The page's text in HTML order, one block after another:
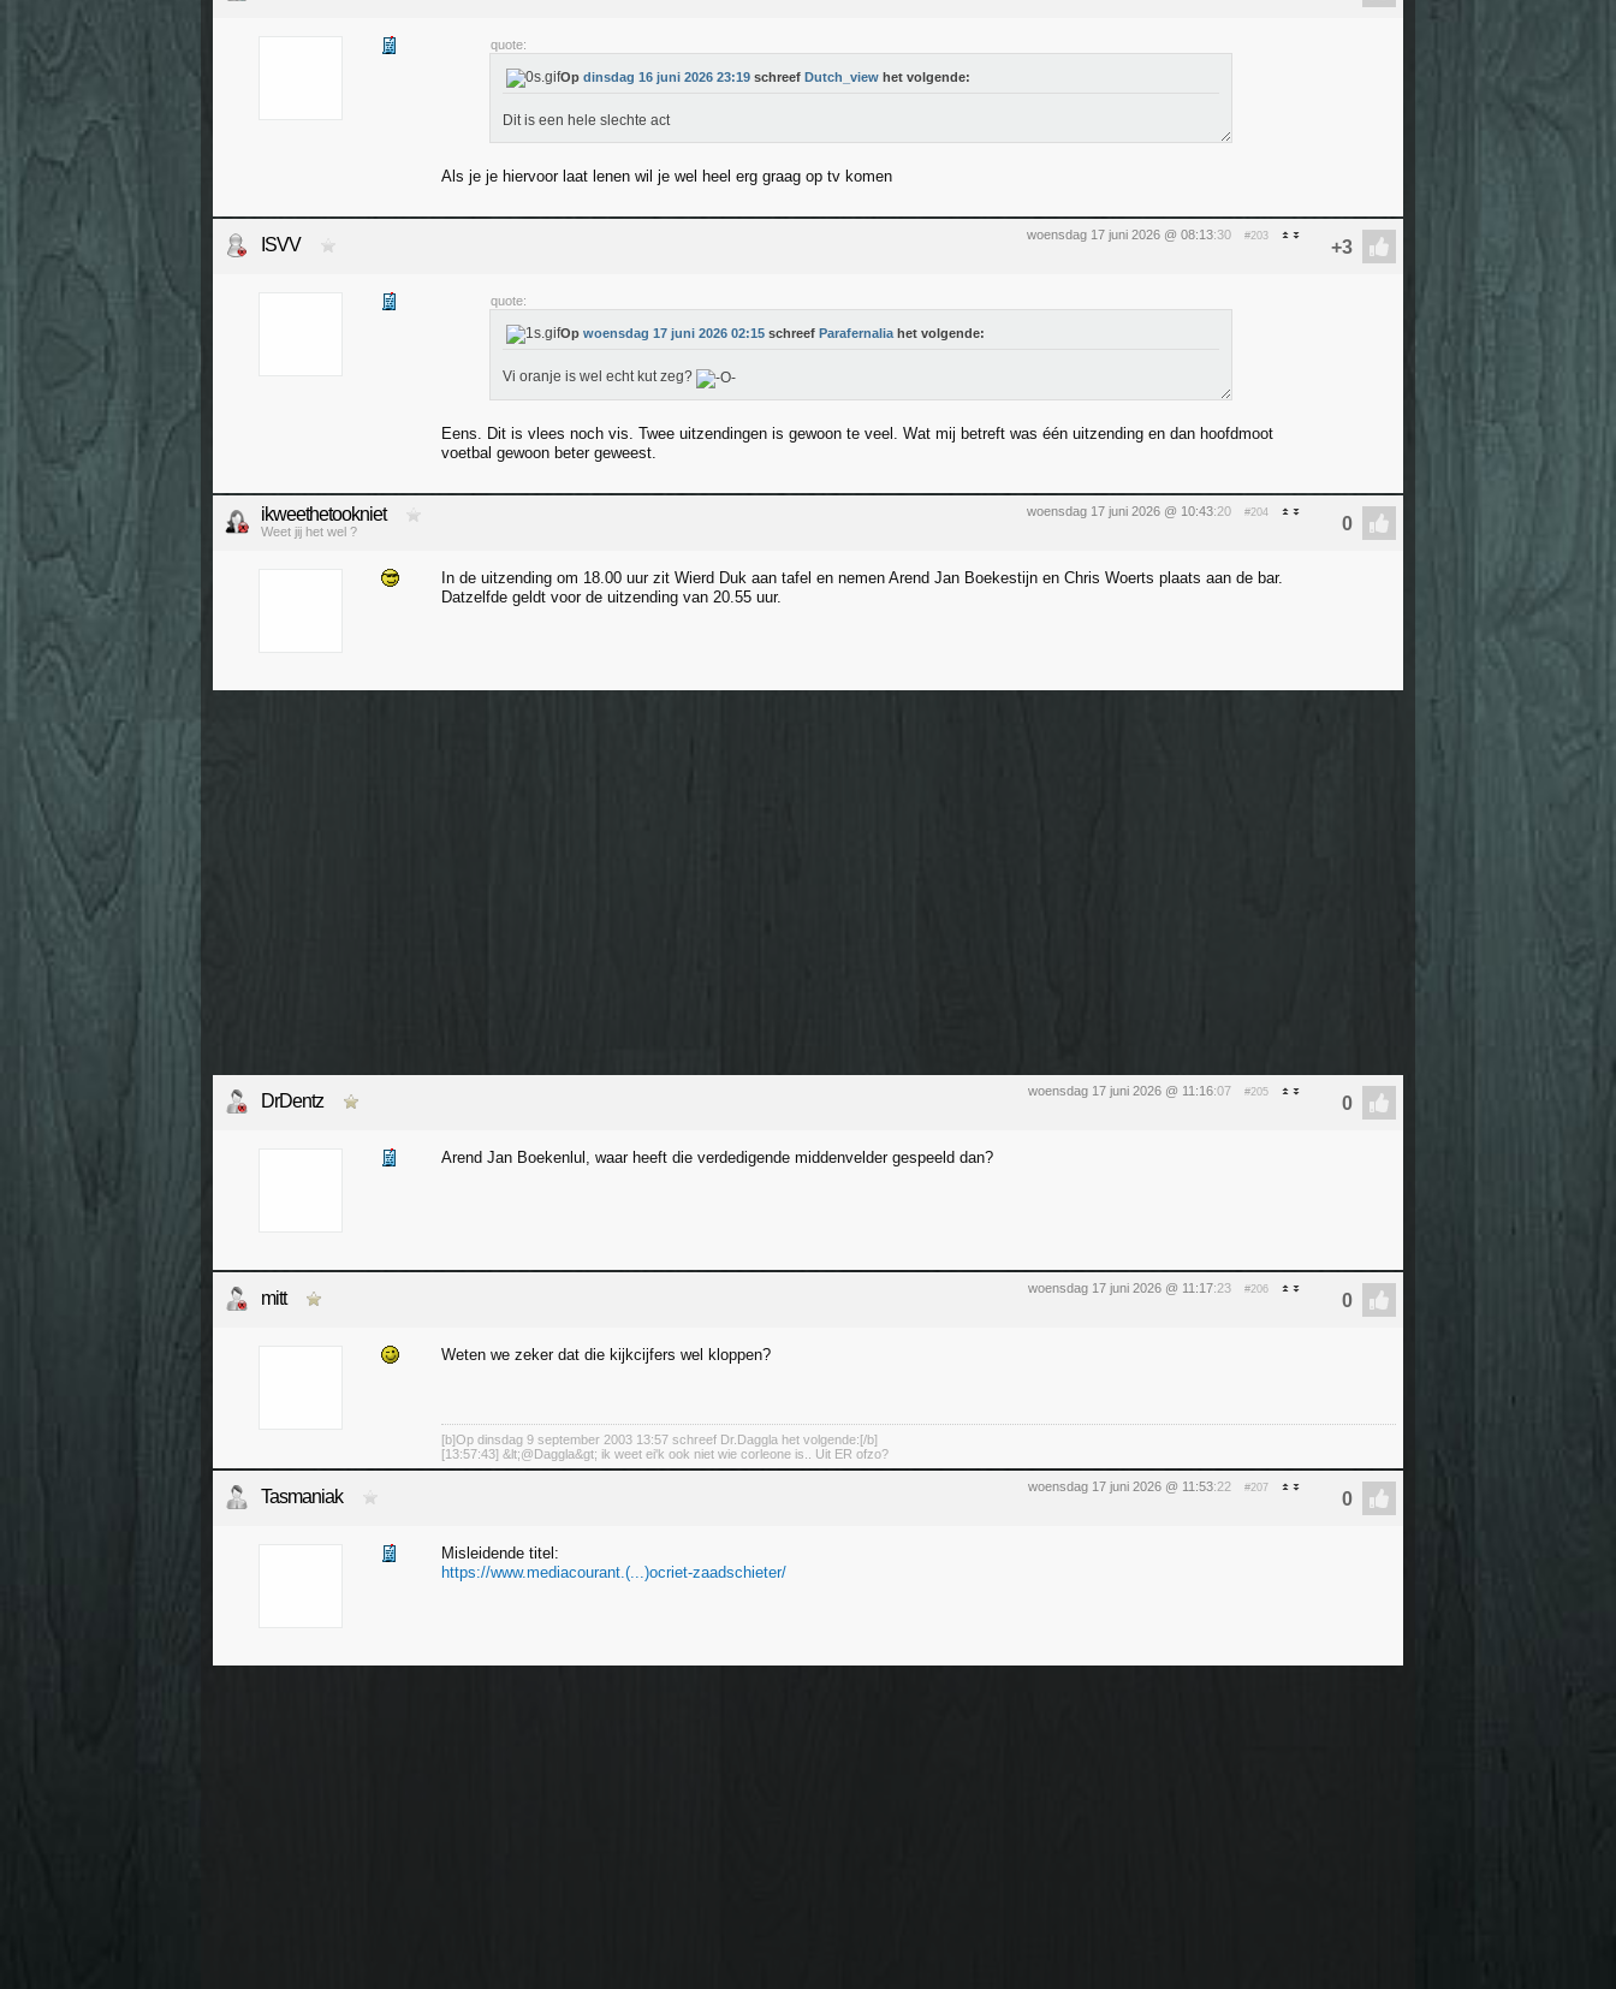
quote:
Op dinsdag 16 juni 2026 23:19 schreef Dutch_view het volgende:
Dit is een hele slechte act
Als je je hiervoor laat lenen wil je wel heel erg graag op tv komen
woensdag 17 juni 2026 @ 08:13:30 #203
ISVV
quote:
Op woensdag 17 juni 2026 02:15 schreef Parafernalia het volgende:
Vi oranje is wel echt kut zeg?
Eens. Dit is vlees noch vis. Twee uitzendingen is gewoon te veel. Wat mij betreft was één uitzending en dan hoofdmoot
voetbal gewoon beter geweest.
woensdag 17 juni 2026 @ 10:43:20 #204
ikweethetookniet
Weet jij het wel ?
In de uitzending om 18.00 uur zit Wierd Duk aan tafel en nemen Arend Jan Boekestijn en Chris Woerts plaats aan de bar.
Datzelfde geldt voor de uitzending van 20.55 uur.
woensdag 17 juni 2026 @ 11:16:07 #205
DrDentz
Arend Jan Boekenlul, waar heeft die verdedigende middenvelder gespeeld dan?
woensdag 17 juni 2026 @ 11:17:23 #206
mitt
Weten we zeker dat die kijkcijfers wel kloppen?
[b]Op dinsdag 9 september 2003 13:57 schreef Dr.Daggla het volgende:[/b]
[13:57:43] &lt;@Daggla&gt; ik weet ei'k ook niet wie corleone is.. Uit ER ofzo?
woensdag 17 juni 2026 @ 11:53:22 #207
Tasmaniak
Misleidende titel:
https://www.mediacourant.(...)ocriet-zaadschieter/